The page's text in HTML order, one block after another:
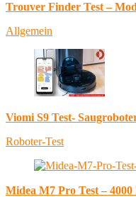
Trouver Finder Test –
Allgemein
Viomi S9 Test-
Roboter-Test
Midea M7 Pro Test –